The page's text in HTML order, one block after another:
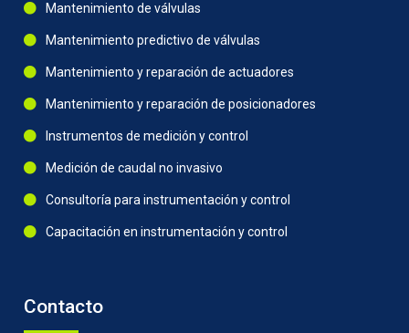
Mantenimiento de válvulas
Mantenimiento predictivo de válvulas
Mantenimiento y reparación de actuadores
Mantenimiento y reparación de posicionadores
Instrumentos de medición y control
Medición de caudal no invasivo
Consultoría para instrumentación y control
Capacitación en instrumentación y control
Contacto